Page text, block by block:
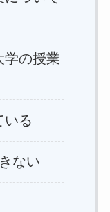
学の授業
いる
ない